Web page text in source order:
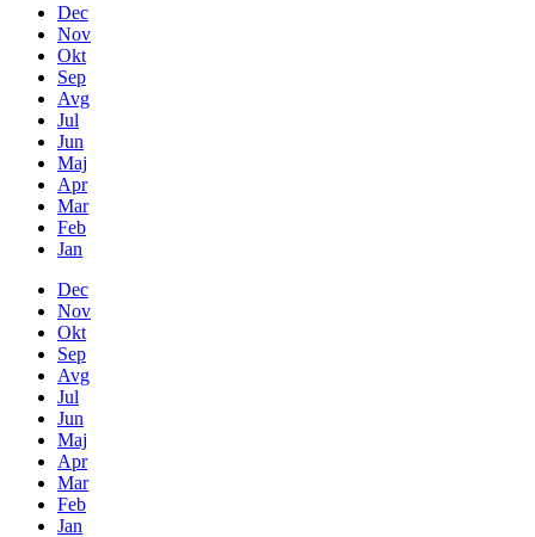
Dec
Nov
Okt
Sep
Avg
Jul
Jun
Maj
Apr
Mar
Feb
Jan
Dec
Nov
Okt
Sep
Avg
Jul
Jun
Maj
Apr
Mar
Feb
Jan